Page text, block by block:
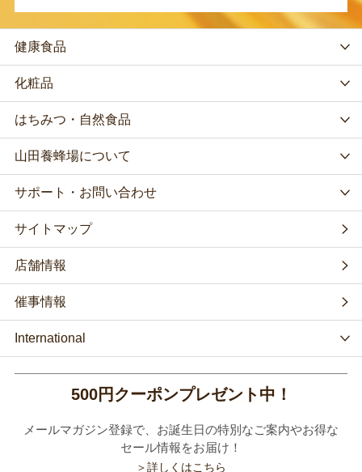
健康食品
化粧品
はちみつ・自然食品
山田養蜂場について
サポート・お問い合わせ
サイトマップ
店舗情報
催事情報
International
500円クーポンプレゼント中！
メールマガジン登録で、お誕生日の特別なご案内やお得な
セール情報をお届け！
＞詳しくはこちら